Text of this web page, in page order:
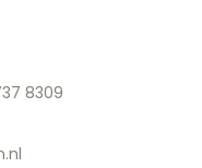
8309